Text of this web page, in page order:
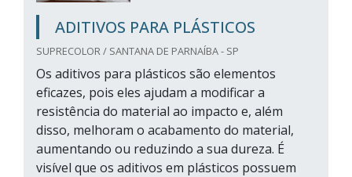
ADITIVOS PARA PLÁSTICOS
SUPRECOLOR / SANTANA DE PARNAÍBA - SP
Os aditivos para plásticos são elementos
eficazes, pois eles ajudam a modificar a
resistência do material ao impacto e, além
disso, melhoram o acabamento do material,
aumentando ou reduzindo a sua dureza. É
visível que os aditivos em plásticos possuem